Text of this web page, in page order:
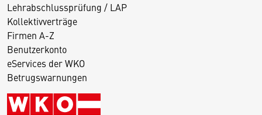
Lehrabschlussprüfung / LAP
Kollektivverträge
Firmen A-Z
Benutzerkonto
eServices der WKO
Betrugswarnungen